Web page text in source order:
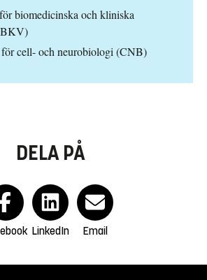
biomedicinska och kliniska
cell- och neurobiologi (CNB)
DELA PÅ
LinkedIn Email